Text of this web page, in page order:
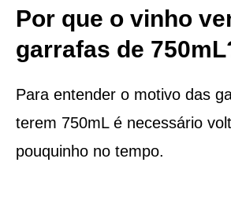
Por que o vinho
garrafas de
Para entender o motivo das
terem 750mL é necessário
pouquinho no tempo.